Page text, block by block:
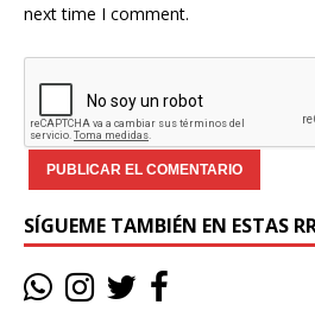
next time I comment.
SÍGUEME TAMBIÉN EN ESTAS